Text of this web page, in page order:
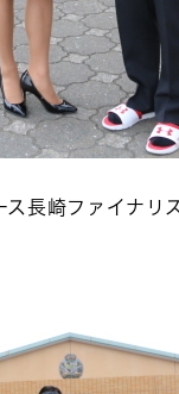
長崎ファイナリ